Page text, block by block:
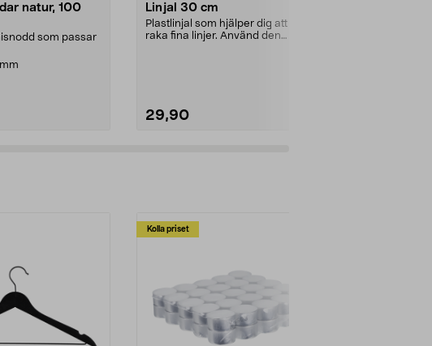
natur, 100
som passar
Linjal 30 cm
Plastlinjal som hjälper dig att dra
raka fina linjer. Använd den
29,90
Kolla priset